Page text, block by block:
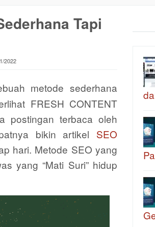
Tapi
2022
metode sederhana
FRESH CONTENT
postingan terbaca oleh
bikin artikel SEO
hari. Metode SEO yang
yang “Mati Suri” hidup